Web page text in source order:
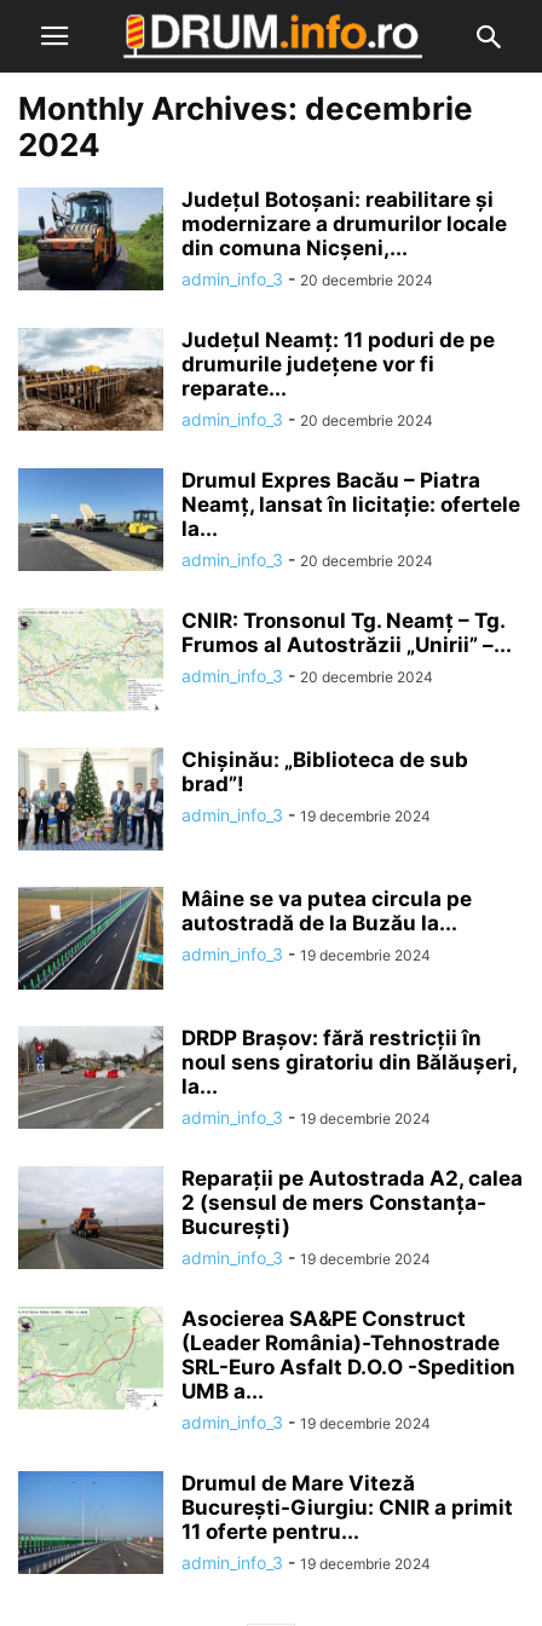
Monthly Archives: decembrie
2024
Județul Botoșani: reabilitare și
modernizare a drumurilor locale
din comuna Nicșeni,...
admin_info_3 - 20 decembrie 2024
Județul Neamț: 11 poduri de pe
drumurile județene vor fi
reparate...
admin_info_3 - 20 decembrie 2024
Drumul Expres Bacău – Piatra
Neamț, lansat în licitație: ofertele
la...
admin_info_3 - 20 decembrie 2024
CNIR: Tronsonul Tg. Neamț – Tg.
Frumos al Autostrăzii „Unirii” –...
admin_info_3 - 20 decembrie 2024
Chișinău: „Biblioteca de sub
brad”!
admin_info_3 - 19 decembrie 2024
Mâine se va putea circula pe
autostradă de la Buzău la...
admin_info_3 - 19 decembrie 2024
DRDP Brașov: fără restricții în
noul sens giratoriu din Bălăușeri,
la...
admin_info_3 - 19 decembrie 2024
Reparații pe Autostrada A2, calea
2 (sensul de mers Constanța-
București)
admin_info_3 - 19 decembrie 2024
Asocierea SA&PE Construct
(Leader România)-Tehnostrade
SRL-Euro Asfalt D.O.O -Spedition
UMB a...
admin_info_3 - 19 decembrie 2024
Drumul de Mare Viteză
București-Giurgiu: CNIR a primit
11 oferte pentru...
admin_info_3 - 19 decembrie 2024